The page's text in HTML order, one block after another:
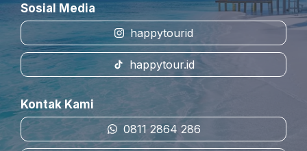
Sosial Media
happytourid
happytour.id
Kontak Kami
0811 2864 286